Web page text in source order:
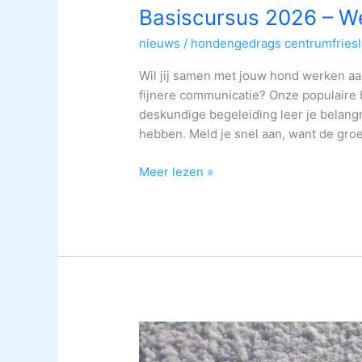
Basiscursus 2026 –
nieuws / hondengedrags
Wil jij samen met jouw hond werken
fijnere communicatie? Onze
deskundige begeleiding leer je
hebben. Meld je snel aan, want de
Meer lezen »
Mooi,
liefdevol